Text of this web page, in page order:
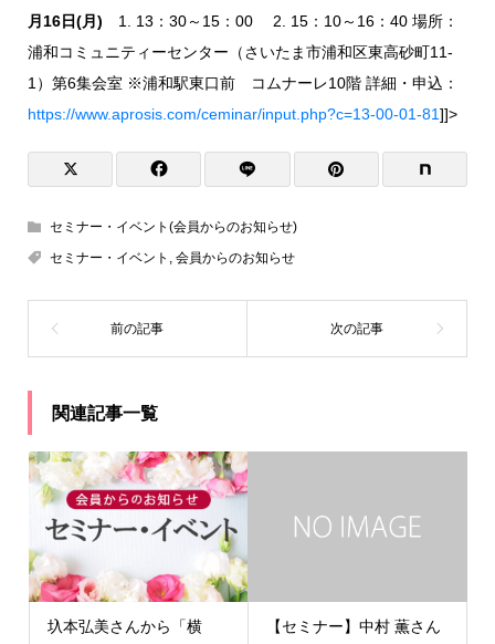
月16日(月) 1. 13：30～15：00 2. 15：10～16：40 場所：
浦和コミュニティーセンター（さいたま市浦和区東高砂町11-
1）第6集会室 ※浦和駅東口前 コムナーレ10階 詳細・申込：
https://www.aprosis.com/ceminar/input.php?c=13-00-01-81]]>
セミナー・イベント(会員からのお知らせ)
セミナー・イベント , 会員からのお知らせ
関連記事一覧
圦本弘美さんから「横
【セミナー】中村 薫さん